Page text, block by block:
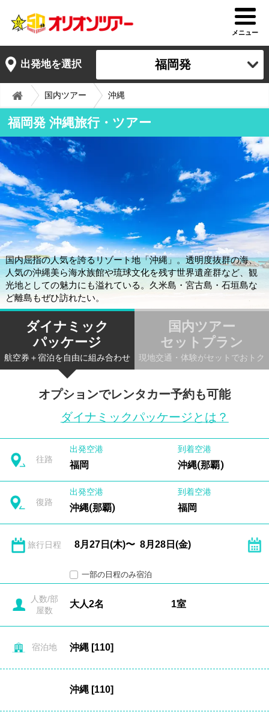
メニュー
出発地を選択 福岡発
国内ツアー 沖縄
福岡発 沖縄旅行・ツアー
国内屈指の人気を誇るリゾート地「沖縄」。透明度抜群の海、
人気の沖縄美ら海水族館や琉球文化を残す世界遺産群など、観
光地としての魅力にも溢れている。久米島・宮古島・石垣島な
ど離島もぜひ訪れたい。
ダイナミック
パッケージ
航空券＋宿泊を自由に組み合わせ
国内ツアー
セットプラン
現地交通・体験がセットでおトク
オプションでレンタカー予約も可能
ダイナミックパッケージとは？
往路
出発空港
福岡
到着空港
沖縄(那覇)
復路
出発空港
沖縄(那覇)
到着空港
福岡
旅行日程
一部の日程のみ宿泊
人数/部
屋数
宿泊地